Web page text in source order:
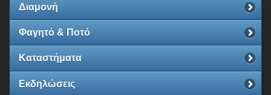
Διαμονή
Φαγητό & Ποτό
Καταστήματα
Εκδηλώσεις